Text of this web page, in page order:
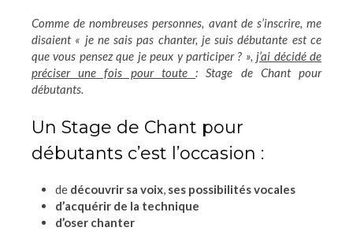
Comme de nombreuses personnes, avant de s’inscrire, me
disaient « je ne sais pas chanter, je suis débutante est ce
que vous pensez que je peux y participer ? »,j’ai décidé de
préciser une fois pour toute: Stage de Chant pour
débutants.
Un Stage de Chant pour
débutants c’est l’occasion :
de découvrir sa voix, ses possibilités vocales
d’acquérir de la technique
d’oser chanter